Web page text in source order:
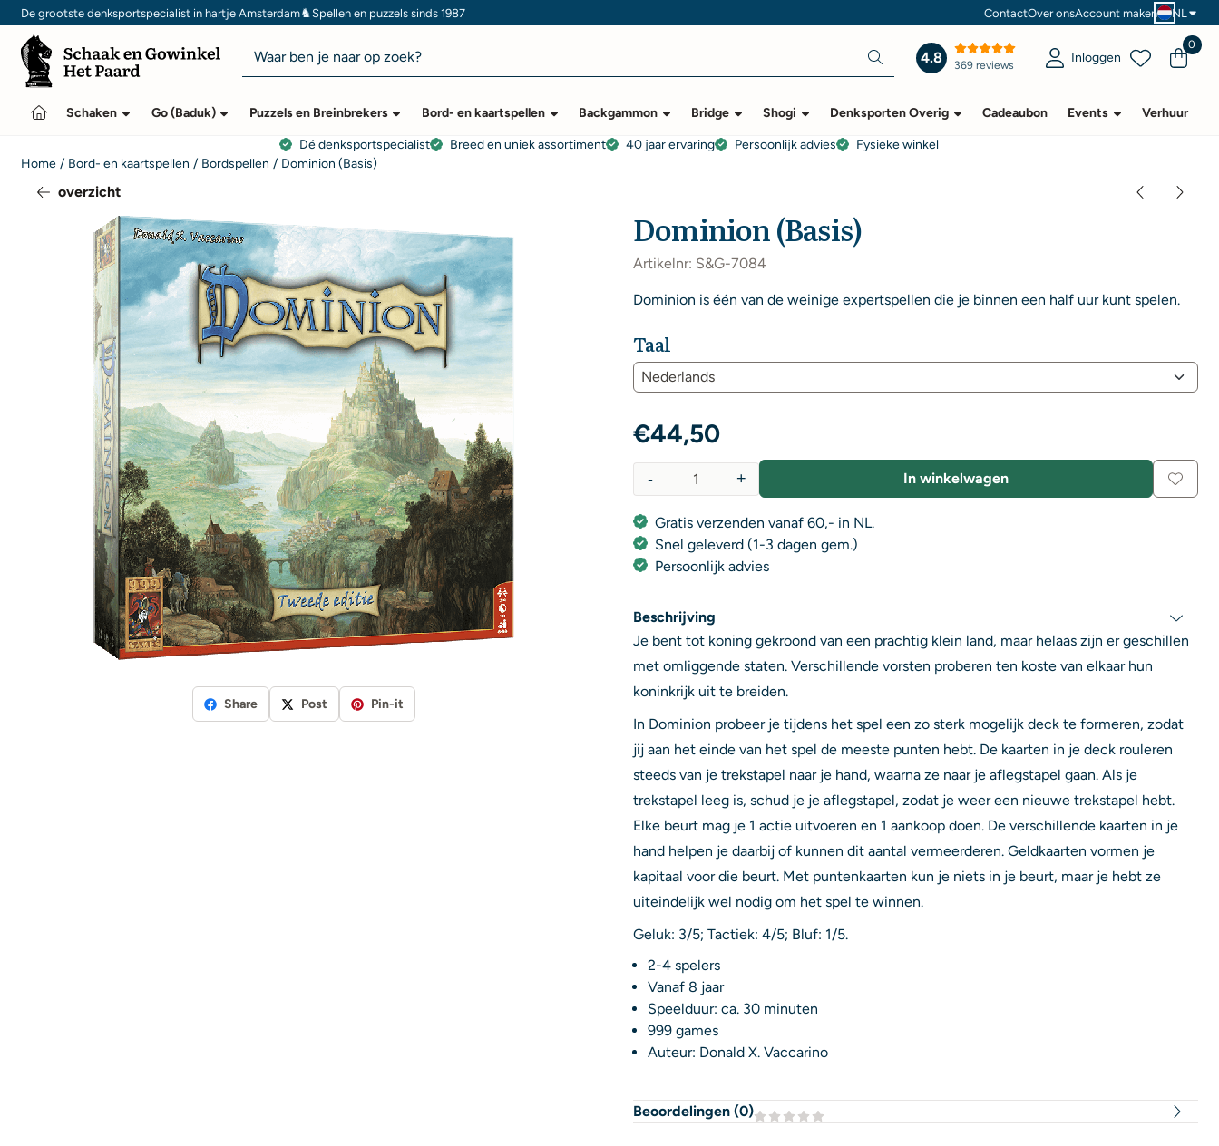
Cookievoorkeuren zijn momenteel gesloten.
De grootste denksportspecialist in hartje Amsterdam♞Spellen en puzzels sinds 1987 ContactOver onsAccount maken NL
Zoeken
4.8 369 reviews Inloggen
0
Schaken Go (Baduk) Puzzels en Breinbrekers Bord- en kaartspellen Backgammon Bridge Shogi Denksporten Overig Cadeaubon Events Verhuur
Dé denksportspecialist Breed en uniek assortiment 40 jaar ervaring Persoonlijk advies
Fysieke winkel
Home / Bord- en kaartspellen / Bordspellen / Dominion (Basis)
overzicht
Share Post Pin-it
Dominion (Basis)
Artikelnr: S&G-7084
Dominion is één van de weinige expertspellen die je binnen een half uur kunt spelen.
Taal
€44,50
+
- In winkelwagen
Gratis verzenden vanaf 60,- in NL.
Snel geleverd (1-3 dagen gem.)
Persoonlijk advies
Beschrijving
Je bent tot koning gekroond van een prachtig klein land, maar helaas zijn er geschillen
met omliggende staten. Verschillende vorsten proberen ten koste van elkaar hun
koninkrijk uit te breiden.
In Dominion probeer je tijdens het spel een zo sterk mogelijk deck te formeren, zodat
jij aan het einde van het spel de meeste punten hebt. De kaarten in je deck rouleren
steeds van je trekstapel naar je hand, waarna ze naar je aflegstapel gaan. Als je
trekstapel leeg is, schud je je aflegstapel, zodat je weer een nieuwe trekstapel hebt.
Elke beurt mag je 1 actie uitvoeren en 1 aankoop doen. De verschillende kaarten in je
hand helpen je daarbij of kunnen dit aantal vermeerderen. Geldkaarten vormen je
kapitaal voor die beurt. Met puntenkaarten kun je niets in je beurt, maar je hebt ze
uiteindelijk wel nodig om het spel te winnen.
Geluk: 3/5; Tactiek: 4/5; Bluf: 1/5.
2-4 spelers
Vanaf 8 jaar
Speelduur: ca. 30 minuten
999 games
Auteur: Donald X. Vaccarino
Beoordelingen (0)